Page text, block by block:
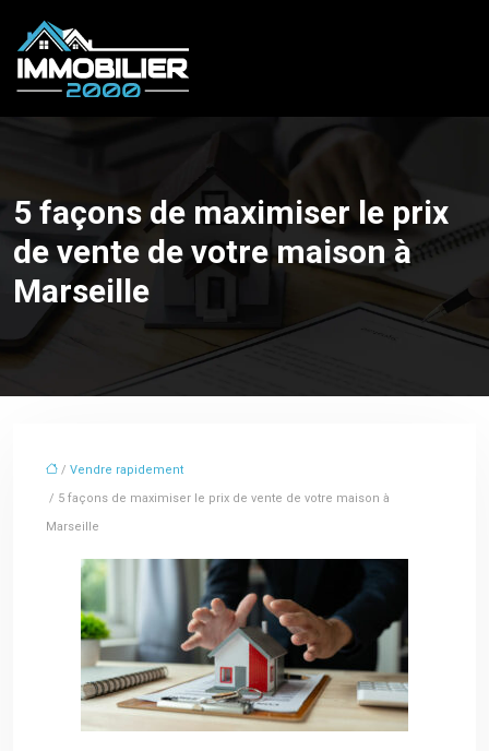
5 façons de maximiser le prix
de vente de votre maison à
Marseille
/ Vendre rapidement
/ 5 façons de maximiser le prix de vente de votre maison à
Marseille